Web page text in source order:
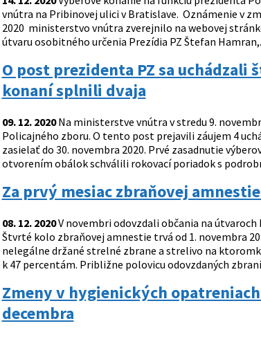
vnútra na Pribinovej ulici v Bratislave. Oznámenie v
2020 ministerstvo vnútra zverejnilo na webovej
útvaru osobitného určenia Prezídia PZ Štefan
O post prezidenta PZ sa
konaní splnili dvaja
09. 12. 2020Na ministerstve vnútra v stredu 9.
Policajného zboru. O tento post prejavili záujem 4
zasielať do 30. novembra 2020. Prvé zasadnutie
otvorením obálok schválili rokovací poriadok s
Za prvý mesiac zbraňovej
08. 12. 2020V novembri odovzdali občania na
Štvrté kolo zbraňovej amnestie trvá od 1. novembra
nelegálne držané strelné zbrane a strelivo na
k 47 percentám. Približne polovicu odovzdaných
Zmeny v hygienických
decembra